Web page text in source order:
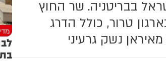
בבריטניה. שר החוץ
טרור, כולל הדרג
נשק גרעיני